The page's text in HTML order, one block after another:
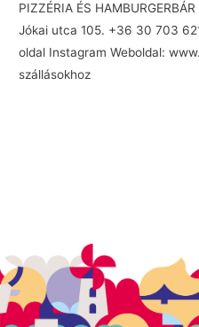
PIZZÉRIA ÉS
Jókai utca 105. +36 30 703
oldal Instagram Weboldal:
szállásokhoz